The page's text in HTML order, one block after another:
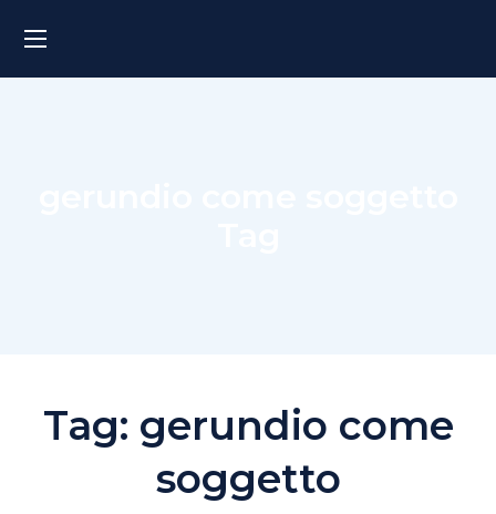
Tag: gerundio come
soggetto